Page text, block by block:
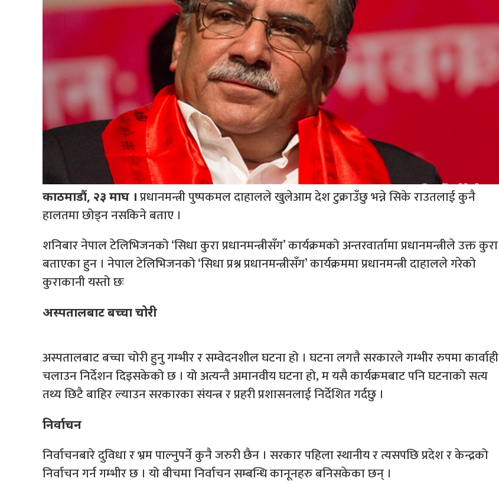
काठमाडौं, २३ माघ । प्रधानमन्त्री पुष्पकमल दाहालले खुलेआम देश टुक्राउँछु भन्ने सिके राउतलाई कुनै
हालतमा छोड्न नसकिने बताए ।
शनिबार नेपाल टेलिभिजनको ‘सिधा कुरा प्रधानमन्त्रीसँग’ कार्यक्रमको अन्तरवार्तामा प्रधानमन्त्रीले उक्त कुरा
बताएका हुन । नेपाल टेलिभिजनको ‘सिधा प्रश्न प्रधानमन्त्रीसँग’ कार्यक्रममा प्रधानमन्त्री दाहालले गरेको
कुराकानी यस्तो छः
अस्पतालबाट बच्चा चोरी
अस्पतालबाट बच्चा चोरी हुनु गम्भीर र सम्वेदनशील घटना हो । घटना लगत्तै सरकारले गम्भीर रुपमा कार्वाही
चलाउन निर्देशन दिइसकेको छ । यो अत्यन्तै अमानवीय घटना हो, म यसै कार्यक्रमबाट पनि घटनाको सत्य
तथ्य छिटै बाहिर ल्याउन सरकारका संयन्त्र र प्रहरी प्रशासनलाई निर्देशित गर्दछु ।
निर्वाचन
निर्वाचनबारे दुविधा र भ्रम पाल्नुपर्ने कुनै जरुरी छैन । सरकार पहिला स्थानीय र त्यसपछि प्रदेश र केन्द्रको
निर्वाचन गर्न गम्भीर छ । यो बीचमा निर्वाचन सम्बन्धि कानूनहरु बनिसकेका छन् ।